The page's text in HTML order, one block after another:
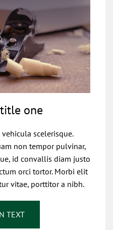
one
scelerisque.
non tempor pulvinar,
id convallis diam justo
orci tortor. Morbi elit
vitae, porttitor a nibh.
TEXT